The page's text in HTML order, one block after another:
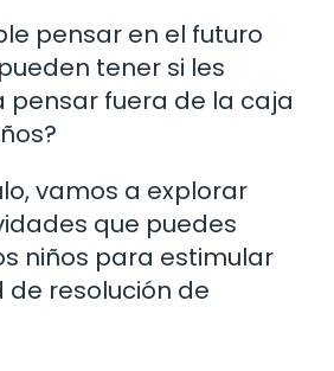
pensar en el futuro
tener si les
pensar fuera de la caja
vamos a explorar
que puedes
niños para estimular
resolución de